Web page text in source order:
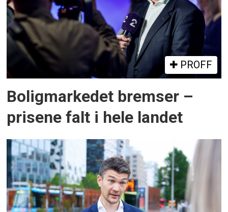
PROFF
Boligmarkedet bremser –
prisene falt i hele landet